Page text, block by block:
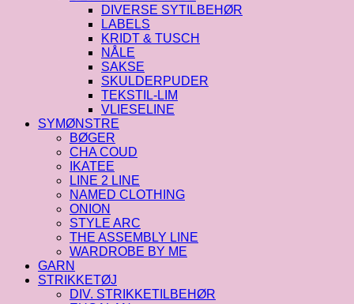
DIVERSE SYTILBEHØR
LABELS
KRIDT & TUSCH
NÅLE
SAKSE
SKULDERPUDER
TEKSTIL-LIM
VLIESELINE
SYMØNSTRE
BØGER
CHA COUD
IKATEE
LINE 2 LINE
NAMED CLOTHING
ONION
STYLE ARC
THE ASSEMBLY LINE
WARDROBE BY ME
GARN
STRIKKETØJ
DIV. STRIKKETILBEHØR